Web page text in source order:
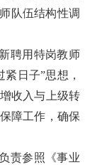
队伍结构性调
聘用特岗教师
紧日子”思想，
收入与上级转
障工作，确保
责参照《事业